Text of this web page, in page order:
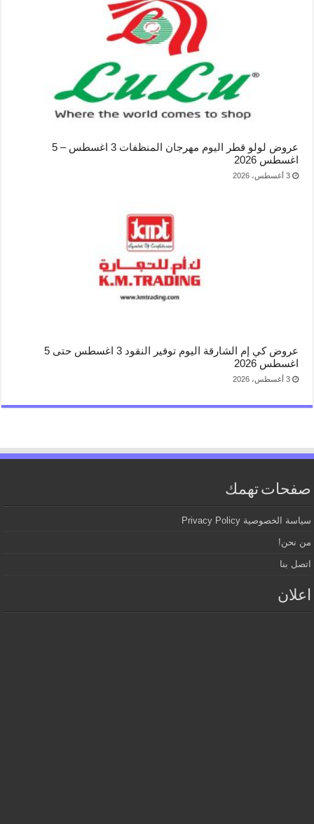
عروض لولو قطر اليوم مهرجان المنظفات 3 اغسطس – 5
اغسطس 2026
3 أغسطس، 2026
عروض كي إم الشارقة اليوم توفير النقود 3 اغسطس حتى 5
اغسطس 2026
3 أغسطس، 2026
صفحات تهمك
سياسة الخصوصية Privacy Policy
من نحن!
اتصل بنا
اعلان